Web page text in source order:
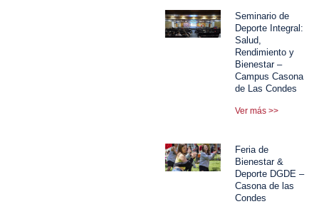
Seminario de
Deporte Integral:
Salud,
Rendimiento y
Bienestar –
Campus Casona
de Las Condes
Ver más >>
Feria de
Bienestar &
Deporte DGDE –
Casona de las
Condes